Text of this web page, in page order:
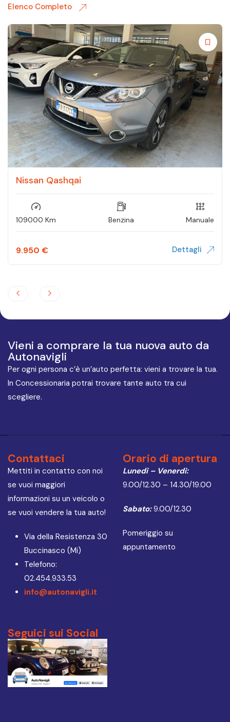
Elenco Completo
Nissan Qashqai
109000 Km Benzina Manuale
9.950 € Dettagli
Vieni a comprare la tua nuova auto da
Autonavigli
Per ogni persona c’è un’auto perfetta: vieni a trovare la tua.
In Concessionaria potrai trovare tante auto tra cui
scegliere.
Contattaci
Mettiti in contatto con noi
se vuoi maggiori
informazioni su un veicolo o
se vuoi vendere la tua auto!
Via della Resistenza 30
Buccinasco (Mi)
Telefono:
02.454.933.53
info@autonavigli.it
Orario di apertura
Lunedì – Venerdì:
9.00/12.30 – 14.30/19.00
Sabato:9.00/12.30
Pomeriggio su
appuntamento
Seguici sui Social